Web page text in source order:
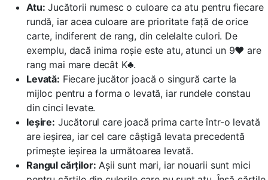
Atu: Jucătorii numesc o culoare ca atu pentru fiecare
rundă, iar acea culoare are prioritate față de orice
carte, indiferent de rang, din celelalte culori. De
exemplu, dacă inima roșie este atu, atunci un 9♥ are
rang mai mare decât K♣.
Levată: Fiecare jucător joacă o singură carte la
mijloc pentru a forma o levată, iar rundele constau
din cinci levate.
Ieșire: Jucătorul care joacă prima carte într-o levată
are ieșirea, iar cel care câștigă levata precedentă
primește ieșirea la următoarea levată.
Rangul cărților: Așii sunt mari, iar nouarii sunt mici